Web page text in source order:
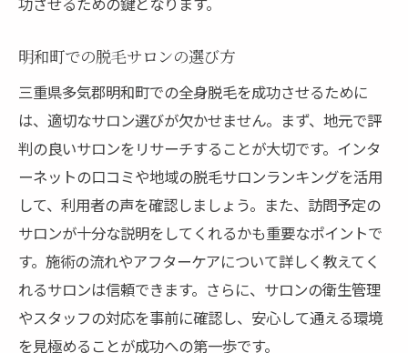
コツ
自分に合ったプランを見つける方法
サロンの雰囲気が施術に与える影響
複数のサロンを比較する際のポイント
お試しプランでサロンの対応を確認
長期契約前に確認すべき重要事項
口コミと実体験を活かした選び方
明和町での脱毛サロンの選び方
三重県多気郡明和町での全身脱毛を成功させるために
は、適切なサロン選びが欠かせません。まず、地元で評
判の良いサロンをリサーチすることが大切です。インタ
ーネットの口コミや地域の脱毛サロンランキングを活用
して、利用者の声を確認しましょう。また、訪問予定の
サロンが十分な説明をしてくれるかも重要なポイントで
す。施術の流れやアフターケアについて詳しく教えてく
れるサロンは信頼できます。さらに、サロンの衛生管理
やスタッフの対応を事前に確認し、安心して通える環境
を見極めることが成功への第一歩です。